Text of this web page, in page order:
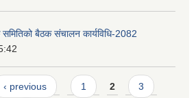
समितिको बैठक संचालन कार्यविधि-2082
‹ previous 1 2 3